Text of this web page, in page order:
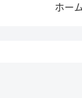
ホー